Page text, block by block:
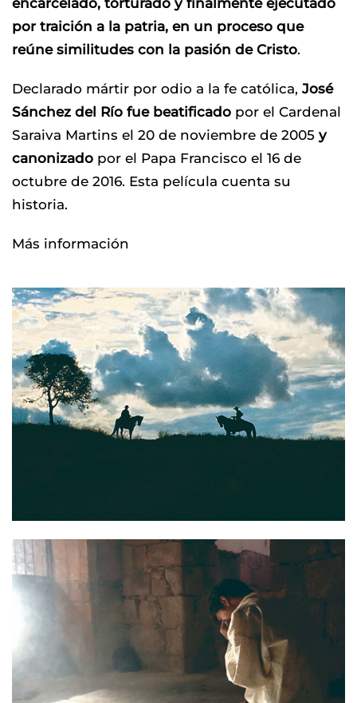
encarcelado, torturado y finalmente ejecutado
por traición a la patria, en un proceso que
reúne similitudes con la pasión de Cristo.
Declarado mártir por odio a la fe católica, José
Sánchez del Río fue beatificado por el Cardenal
Saraiva Martins el 20 de noviembre de 2005 y
canonizado por el Papa Francisco el 16 de
octubre de 2016. Esta película cuenta su
historia.
Más información